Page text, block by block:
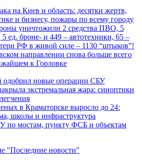
на Киев и область: десятки жертв,
и бизнесу, пожары по всему городу
уничтожили 2 средства ПВО, 5
ед. броне- и 449 – автотехники, 65 –
РФ в живой силе – 1130 “штыков”!
направлении снова больше всего
к Горловке
одобрил новые операции СБУ
экстремальная жара: синоптики
в Краматорске выросло до 24:
школы и инфраструктура
по мостам, пункту ФСБ и объектам
"Последние новости"